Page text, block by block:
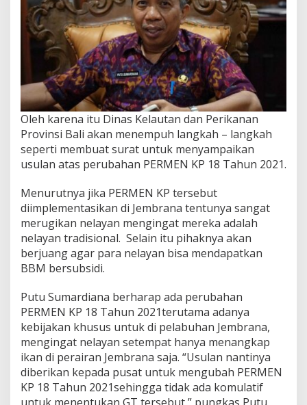
Oleh karena itu Dinas Kelautan dan Perikanan
Provinsi Bali akan menempuh langkah – langkah
seperti membuat surat untuk menyampaikan
usulan atas perubahan PERMEN KP 18 Tahun 2021.
Menurutnya jika PERMEN KP tersebut
diimplementasikan di Jembrana tentunya sangat
merugikan nelayan mengingat mereka adalah
nelayan tradisional. Selain itu pihaknya akan
berjuang agar para nelayan bisa mendapatkan
BBM bersubsidi.
Putu Sumardiana berharap ada perubahan
PERMEN KP 18 Tahun 2021terutama adanya
kebijakan khusus untuk di pelabuhan Jembrana,
mengingat nelayan setempat hanya menangkap
ikan di perairan Jembrana saja. “Usulan nantinya
diberikan kepada pusat untuk mengubah PERMEN
KP 18 Tahun 2021sehingga tidak ada komulatif